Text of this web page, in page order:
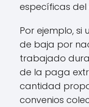
específicas del
Por ejemplo,
de baja por
trabajado
de la paga
cantidad
convenios